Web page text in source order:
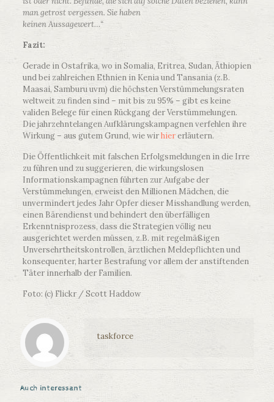
man getrost vergessen. Sie haben
keinen Aussagewert…“
Fazit:
Gerade in Ostafrika, wo in Somalia, Eritrea, Sudan, Äthiopien
und bei zahlreichen Ethnien in Kenia und Tansania (z.B.
Maasai, Samburu uvm) die höchsten Verstümmelungsraten
weltweit zu finden sind – mit bis zu 95% – gibt es keine
validen Belege für einen Rückgang der Verstümmelungen.
Die jahrzehntelangen Aufklärungskampagnen verfehlen ihre
Wirkung – aus gutem Grund, wie wirhiererläutern.
Die Öffentlichkeit mit falschen Erfolgsmeldungen in die Irre
zu führen und zu suggerieren, die wirkungslosen
Informationskampagnen führten zur Aufgabe der
Verstümmelungen, erweist den Millionen Mädchen, die
unvermindert jedes Jahr Opfer dieser Misshandlung werden,
einen Bärendienst und behindert den überfälligen
Erkenntnisprozess, dass die Strategien völlig neu
ausgerichtet werden müssen, z.B. mit regelmäßigen
Unversehrtheitskontrollen, ärztlichen Meldepflichten und
konsequenter, harter Bestrafung vor allem der anstiftenden
Täter innerhalb der Familien.
Foto: (c) Flickr / Scott Haddow
taskforce
Auch interessant